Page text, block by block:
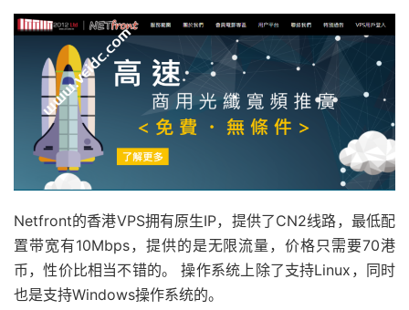
Netfront的香港VPS拥有原生IP，提供了CN2线路，最低配
置带宽有10Mbps，提供的是无限流量，价格只需要70港
币，性价比相当不错的。 操作系统上除了支持Linux，同时
也是支持Windows操作系统的。